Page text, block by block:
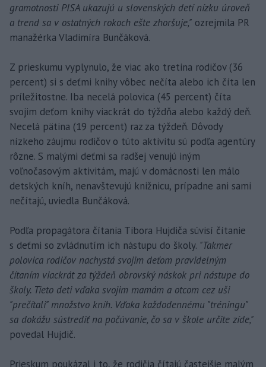
gramotnosti PISA ukazujú u slovenských detí nízku úroveň
a trend sa v ostatných rokoch ešte zhoršuje," ozrejmila PR
manažérka Vladimíra Bunčáková.
Z prieskumu vyplynulo, že viac ako tretina rodičov (36
percent) si s deťmi knihy vôbec nečíta alebo ich číta len
príležitostne. Iba necelá polovica (45 percent) číta
svojim deťom knihy viackrát do týždňa alebo každý deň.
Necelá pätina (19 percent) raz za týždeň. Dôvody
nízkeho záujmu rodičov o túto aktivitu sú podľa agentúry
rôzne. S malými deťmi sa radšej venujú iným
voľnočasovým aktivitám, majú v domácnosti len málo
detských kníh, nenavštevujú knižnicu, prípadne ani sami
nečítajú, uviedla Bunčáková.
Podľa propagátora čítania Tibora Hujdiča súvisí čítanie
s deťmi so zvládnutím ich nástupu do školy. "Takmer
polovica rodičov nachystá svojim deťom pravidelným
čítaním viackrát za týždeň obrovský náskok pri nástupe do
školy. Tieto deti vďaka svojim mamám a otcom cez uši
"prečítali" množstvo kníh. Vďaka každodennému "tréningu"
sa dokážu sústrediť na počúvanie, čo sa v škole určite zíde,"
povedal Hujdič.
Prieskum poukázal i to, že rodičia čítajú častejšie malým